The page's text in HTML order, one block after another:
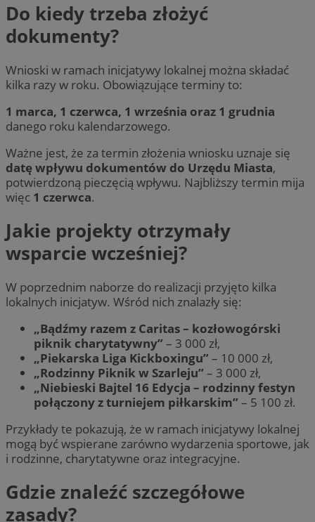
Do kiedy trzeba złożyć
dokumenty?
Wnioski w ramach inicjatywy lokalnej można składać
kilka razy w roku. Obowiązujące terminy to:
1 marca, 1 czerwca, 1 września oraz 1 grudnia
danego roku kalendarzowego.
Ważne jest, że za termin złożenia wniosku uznaje się
datę wpływu dokumentów do Urzędu Miasta,
potwierdzoną pieczęcią wpływu. Najbliższy termin mija
więc 1 czerwca.
Jakie projekty otrzymały
wsparcie wcześniej?
W poprzednim naborze do realizacji przyjęto kilka
lokalnych inicjatyw. Wśród nich znalazły się:
„Bądźmy razem z Caritas – kozłowogórski
piknik charytatywny” – 3 000 zł,
„Piekarska Liga Kickboxingu” – 10 000 zł,
„Rodzinny Piknik w Szarleju” – 3 000 zł,
„Niebieski Bajtel 16 Edycja – rodzinny festyn
połączony z turniejem piłkarskim” – 5 100 zł.
Przykłady te pokazują, że w ramach inicjatywy lokalnej
mogą być wspierane zarówno wydarzenia sportowe, jak
i rodzinne, charytatywne oraz integracyjne.
Gdzie znaleźć szczegółowe
zasady?